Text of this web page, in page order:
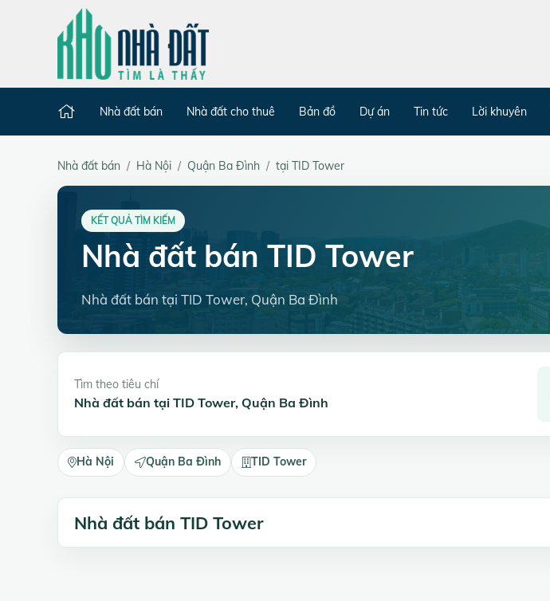
Nhà đất bán Nhà đất cho thuê Bản đồ Dự án Tin tức Lời khuyên
Nhà đất bán Hà Nội Quận Ba Đình tại TID Tower
KẾT QUẢ TÌM KIẾM
Nhà đất bán TID Tower
Nhà đất bán tại TID Tower, Quận Ba Đình
Tìm theo tiêu chí
Nhà đất bán tại TID Tower, Quận Ba Đình
Hà Nội Quận Ba Đình TID Tower
Nhà đất bán TID Tower